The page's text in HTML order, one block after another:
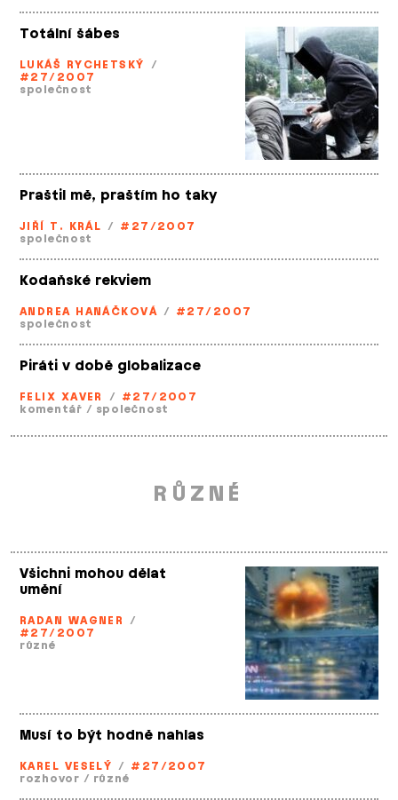
Totální šábes
LUKÁŠ RYCHETSKÝ /
#27/2007
společnost
Praštil mě, praštím ho taky
JIŘÍ T. KRÁL / #27/2007
společnost
Kodaňské rekviem
ANDREA HANÁČKOVÁ / #27/2007
společnost
Piráti v době globalizace
FELIX XAVER / #27/2007
komentář / společnost
RŮZNÉ
Všichni mohou dělat
umění
RADAN WAGNER /
#27/2007
různé
Musí to být hodně nahlas
KAREL VESELÝ / #27/2007
rozhovor / různé